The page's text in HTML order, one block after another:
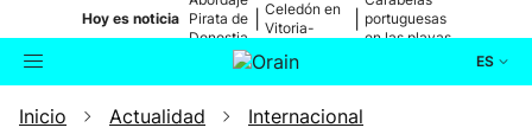
Hoy es noticia Pirata de
Donostia
Celedón en
Vitoria-
portuguesas
en las playas
ES
Buscador Actualidad
Inicio Actualidad Internacional